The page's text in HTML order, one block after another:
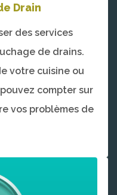
Drain
des services
de drains.
votre cuisine ou
compter sur
vos problèmes de